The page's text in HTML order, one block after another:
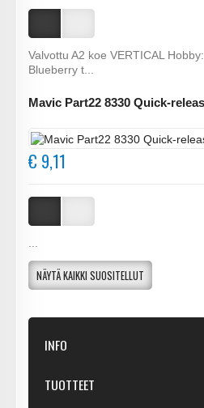
Valvottu A2 koe VERTICAL
Blueberry t...
Mavic Part22 8330 Quick-
€ 9,11
NÄYTÄ KAIKKI SUOSITELLUT
INFO
Kaupastamme
TUOTTEET